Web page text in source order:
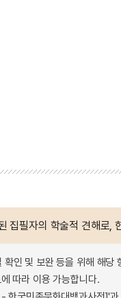
집필자의 학술적 견해로,
인 및 보완 등을 위해 해당
따라 이용 가능합니다.